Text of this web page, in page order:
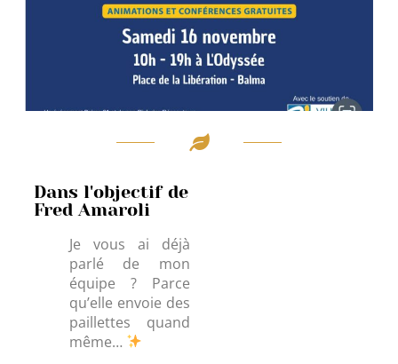
Dans l'objectif de
Fred Amaroli
Je vous ai déjà
parlé de mon
équipe ? Parce
qu’elle envoie des
paillettes quand
même…